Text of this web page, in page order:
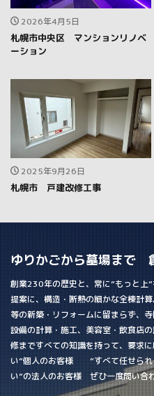
2026年4月5日
札幌市中央区 マンションリノベ
ーション
2025年9月26日
札幌市 戸建改修工事
ゆりかごから墓場まで
創業230年の歴史と、常に”もっ
提案に、構造・断熱の細かな全棟計
等の新築・リフォームに留まらず、
設備の計算・施工、美容室・飲食店
修まですべての知識を持って、要求
い”個人のお客様 ”すべて任せられ
い”の法人のお客様 ぜひ一度問い合